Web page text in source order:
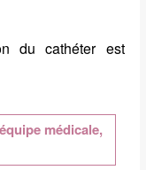
du cathéter est
médicale,